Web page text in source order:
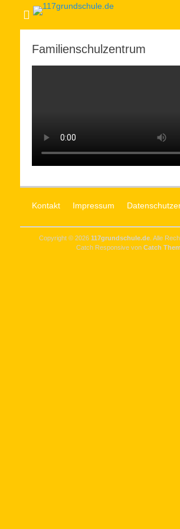
Familienschulzentrum
Kontakt Impressum
Copyright © 2026 117grundschule.de. Alle
Catch Responsive von Catch